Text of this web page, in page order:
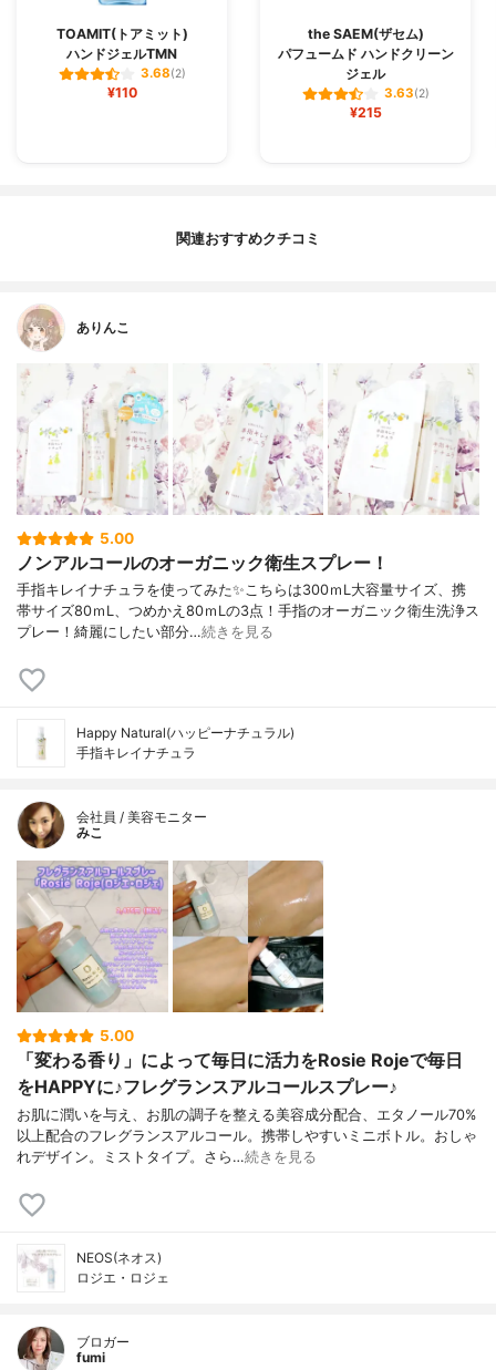
TOAMIT(トアミット)
ハンドジェルTMN
3.68(2)
¥110
the SAEM(ザセム)
パフュームド ハンドクリーン
ジェル
3.63(2)
¥215
関連おすすめクチコミ
ありんこ
5.00
ノンアルコールのオーガニック衛生スプレー！
手指キレイナチュラを使ってみた✨こちらは300ｍL大容量サイズ、携
帯サイズ80ｍL、つめかえ80ｍLの3点！手指のオーガニック衛生洗浄ス
プレー！綺麗にしたい部分…続きを見る
Happy Natural(ハッピーナチュラル)
手指キレイナチュラ
会社員 / 美容モニター
みこ
5.00
「変わる香り」によって毎日に活力をRosie Rojeで毎日
をHAPPYに♪フレグランスアルコールスプレー♪
お肌に潤いを与え、お肌の調子を整える美容成分配合、エタノール70%
以上配合のフレグランスアルコール。携帯しやすいミニボトル。おしゃ
れデザイン。ミストタイプ。さら…続きを見る
NEOS(ネオス)
ロジエ・ロジェ
ブロガー
fumi